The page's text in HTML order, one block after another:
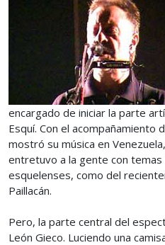
encargado de iniciar la parte
Esquí. Con el acompañamiento
mostró su música en
entretuvo a la gente con
esquelenses, como del
Paillacán.
Pero, la parte central del
León Gieco. Luciendo una